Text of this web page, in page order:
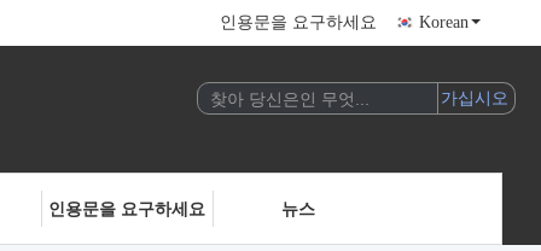
인용문을 요구하세요 Korean
인용문을 요구하세요 뉴스